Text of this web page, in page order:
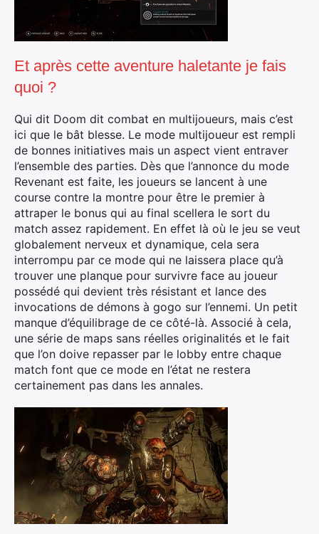
Et après cette aventure haletante je fais
quoi ?
Qui dit Doom dit combat en multijoueurs, mais c’est
ici que le bât blesse. Le mode multijoueur est rempli
de bonnes initiatives mais un aspect vient entraver
l’ensemble des parties. Dès que l’annonce du mode
Revenant est faite, les joueurs se lancent à une
course contre la montre pour être le premier à
attraper le bonus qui au final scellera le sort du
match assez rapidement. En effet là où le jeu se veut
globalement nerveux et dynamique, cela sera
interrompu par ce mode qui ne laissera place qu’à
trouver une planque pour survivre face au joueur
possédé qui devient très résistant et lance des
invocations de démons à gogo sur l’ennemi. Un petit
manque d’équilibrage de ce côté-là. Associé à cela,
une série de maps sans réelles originalités et le fait
que l’on doive repasser par le lobby entre chaque
match font que ce mode en l’état ne restera
certainement pas dans les annales.
: